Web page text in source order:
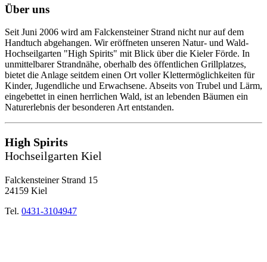
Über uns
Seit Juni 2006 wird am Falckensteiner Strand nicht nur auf dem
Handtuch abgehangen. Wir eröffneten unseren Natur- und Wald-
Hochseilgarten "High Spirits" mit Blick über die Kieler Förde. In
unmittelbarer Strandnähe, oberhalb des öffentlichen Grillplatzes,
bietet die Anlage seitdem einen Ort voller Klettermöglichkeiten für
Kinder, Jugendliche und Erwachsene. Abseits von Trubel und Lärm,
eingebettet in einen herrlichen Wald, ist an lebenden Bäumen ein
Naturerlebnis der besonderen Art entstanden.
High Spirits
Hochseilgarten Kiel
Falckensteiner Strand 15
24159 Kiel
Tel. 0431-3104947